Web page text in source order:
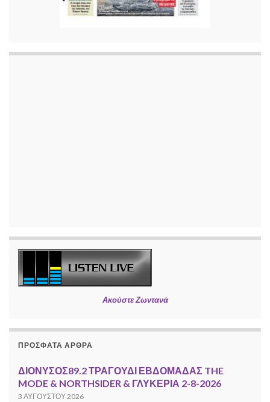
Ακούστε Ζωντανά
ΠΡΌΣΦΑΤΑ ΆΡΘΡΑ
ΔΙΟΝΥΣΟΣ89.2 ΤΡΑΓΟΥΔΙ ΕΒΔΟΜΑΔΑΣ THE
MODE & NORTHSIDER & ΓΛΥΚΕΡΙΑ 2-8-2026
3 ΑΥΓΟΎΣΤΟΥ 2026